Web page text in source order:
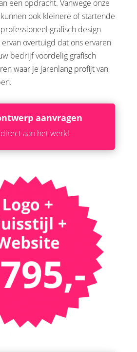
een opdracht. Vanwege onze
ook kleinere of startende
grafisch design
overtuigd dat ons ervaren
bedrijf voordelig grafisch
waar je jarenlang profijt van
aanvragen
aan het werk!